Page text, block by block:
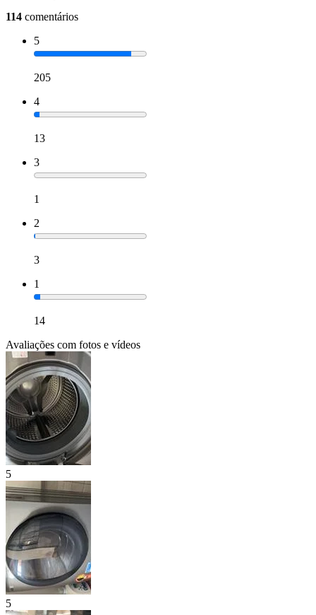
114 comentários
5
205
4
13
3
1
2
3
1
14
Avaliações com fotos e vídeos
5
5